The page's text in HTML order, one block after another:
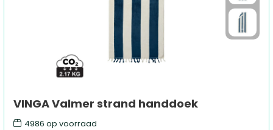
VINGA Valmer strand handdoek
4986 op voorraad